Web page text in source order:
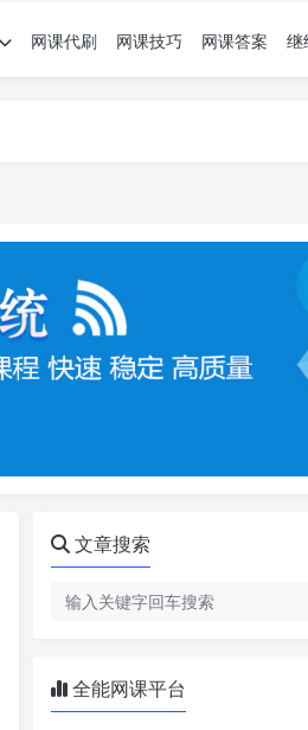
网课代刷 网课技巧 网课答案 继
文章搜索
全能网课平台